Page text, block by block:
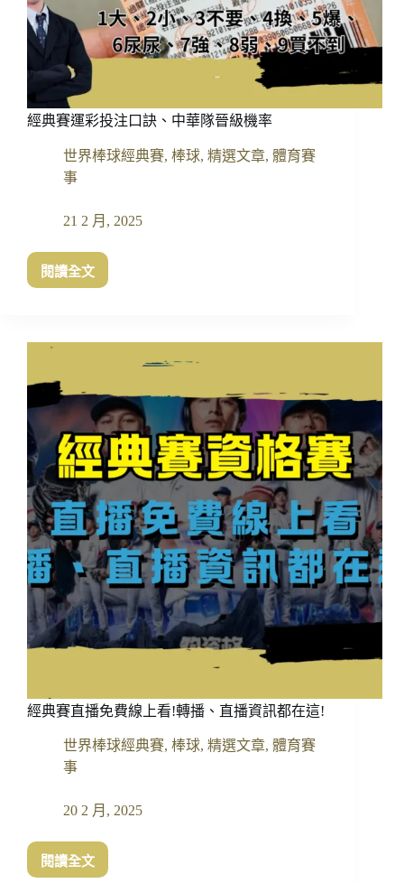
經典賽運彩投注口訣、中華隊晉級機率
世界棒球經典賽, 棒球, 精選文章, 體育賽
事
21 2 月, 2025
閱讀全文
經
注
口
訣、
中
華
隊
晉
級
機
率
經典賽直播免費線上看!轉播、直播資訊都在這!
世界棒球經典賽, 棒球, 精選文章, 體育賽
事
20 2 月, 2025
閱讀全文
經